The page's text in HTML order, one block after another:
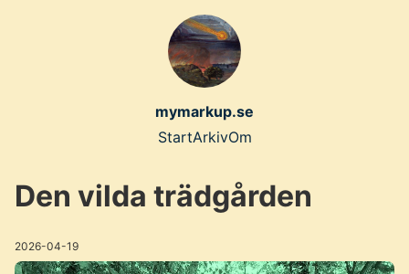
mymarkup.se
Top
navigation
StartArkivOm
Den vilda trädgården
2026-04-19